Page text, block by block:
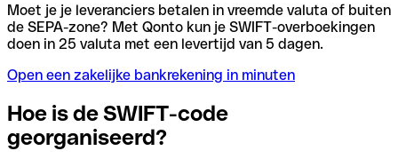
Moet je je leveranciers betalen in vreemde valuta of buiten
de SEPA-zone? Met Qonto kun je SWIFT-overboekingen
doen in 25 valuta met een levertijd van 5 dagen.
Open een zakelijke bankrekening in minuten
Hoe is de SWIFT-code
georganiseerd?